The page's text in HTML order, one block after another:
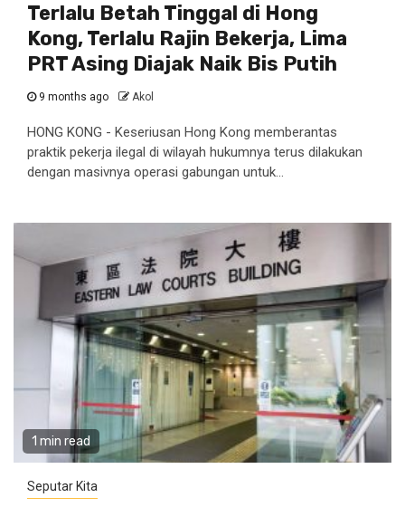
Terlalu Betah Tinggal di Hong
Kong, Terlalu Rajin Bekerja, Lima
PRT Asing Diajak Naik Bis Putih
9 months ago Akol
HONG KONG - Keseriusan Hong Kong memberantas
praktik pekerja ilegal di wilayah hukumnya terus dilakukan
dengan masivnya operasi gabungan untuk...
1 min read
Seputar Kita